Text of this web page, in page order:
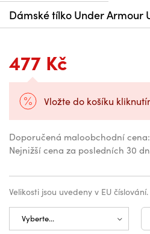
Dámské tílko Under Armour
477 Kč
Vložte do košíku
Doporučená maloobchodní cena:
Nejnižší cena za posledních 30
Velikosti jsou uvedeny v EU číslování.